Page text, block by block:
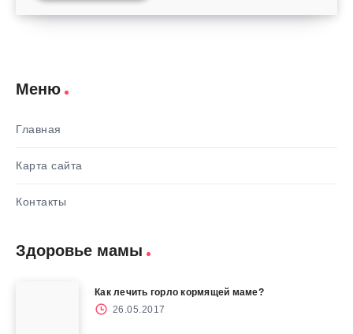
Меню
Главная
Карта сайта
Контакты
Здоровье мамы
Как лечить горло кормящей маме?
26.05.2017